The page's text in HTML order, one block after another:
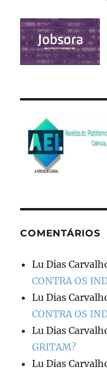
COMENTÁRIOS
Lu Dias
CONTRA OS
Lu Dias
CONTRA OS
Lu Dias
GRITAM?
Lu Dias